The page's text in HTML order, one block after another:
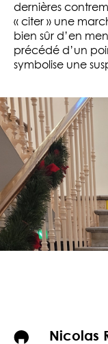
dernières
« citer » une
bien sûr d’en
précédé d’un
symbolise une
Nicolas